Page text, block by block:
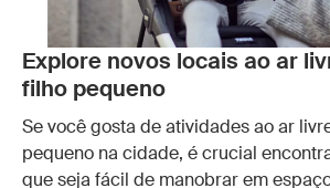
Explore novos locais ao ar
filho pequeno
Se você gosta de atividades ao ar
pequeno na cidade, é crucial
que seja fácil de manobrar em